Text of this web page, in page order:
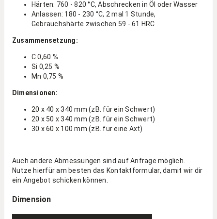
Härten: 760 - 820 °C, Abschrecken in Öl oder Wasser
Anlassen: 180 - 230 °C, 2 mal 1 Stunde,
Gebrauchshärte zwischen 59 - 61 HRC
Zusammensetzung:
C 0,60 %
Si 0,25 %
Mn 0,75 %
Dimensionen:
20 x 40 x 340 mm (zB. für ein Schwert)
20 x 50 x 340 mm (zB. für ein Schwert)
30 x 60 x 100 mm (zB. für eine Axt)
Auch andere Abmessungen sind auf Anfrage möglich.
Nutze hierfür am besten das Kontaktformular, damit wir dir
ein Angebot schicken können.
Dimension